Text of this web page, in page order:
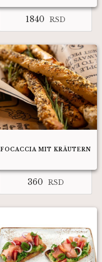
1840 RSD
FOCACCIA MIT KRÄUTERN
360 RSD